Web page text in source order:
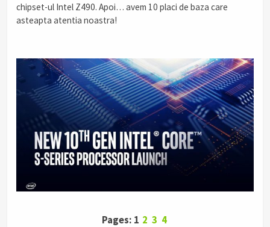
chipset-ul Intel Z490. Apoi… avem 10 placi de baza care
asteapta atentia noastra!
Pages: 1 2 3 4